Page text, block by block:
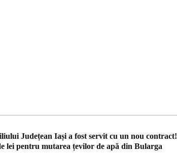
Județean Iași a fost servit cu un nou contract!
lei pentru mutarea țevilor de apă din Bularga